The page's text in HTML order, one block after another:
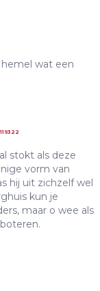
wat een
119322
stokt als deze
vorm van
hij uit zichzelf wel
kun je
maar o wee als